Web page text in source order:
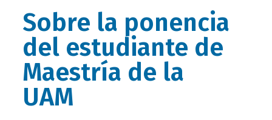
Sobre la ponencia
del estudiante de
Maestría de la
UAM